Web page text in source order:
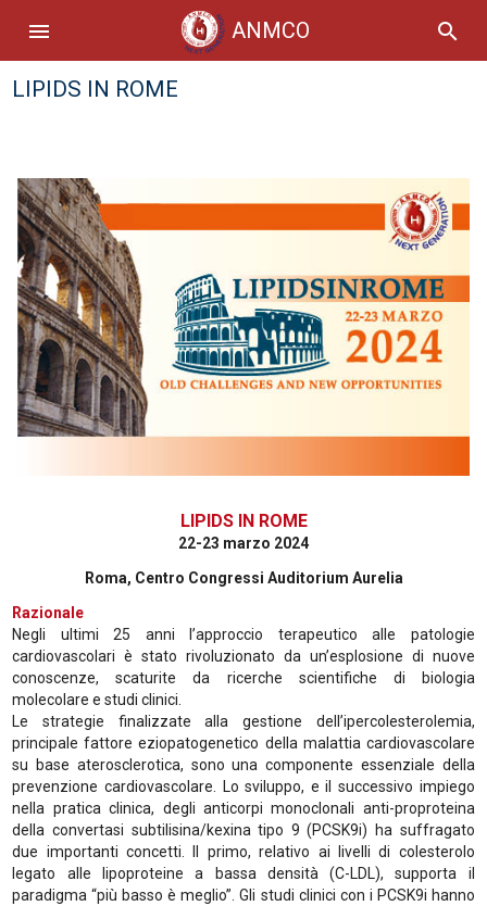
menu ANMCO search
LIPIDS IN ROME
LIPIDS IN ROME
22-23 marzo 2024
Roma, Centro Congressi Auditorium Aurelia
Razionale
Negli ultimi 25 anni l’approccio terapeutico alle patologie
cardiovascolari è stato rivoluzionato da un’esplosione di nuove
conoscenze, scaturite da ricerche scientifiche di biologia
molecolare e studi clinici.
Le strategie finalizzate alla gestione dell’ipercolesterolemia,
principale fattore eziopatogenetico della malattia cardiovascolare
su base aterosclerotica, sono una componente essenziale della
prevenzione cardiovascolare. Lo sviluppo, e il successivo impiego
nella pratica clinica, degli anticorpi monoclonali anti-proproteina
della convertasi subtilisina/kexina tipo 9 (PCSK9i) ha suffragato
due importanti concetti. Il primo, relativo ai livelli di colesterolo
legato alle lipoproteine a bassa densità (C-LDL), supporta il
paradigma “più basso è meglio”. Gli studi clinici con i PCSK9i hanno